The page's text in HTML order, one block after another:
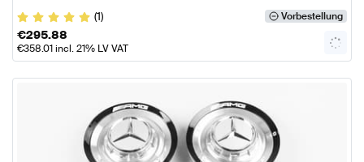
(1)
Vorbestellung
€295.88
€358.01incl. 21% LV VAT